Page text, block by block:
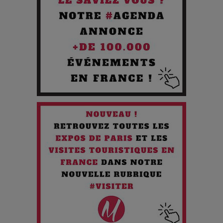
Pourquoi les Petites Entreprises Créatives Deviennent les
Les 3 meilleures destinations pour des vacances sportives
Quand l'Opéra Rencontre l'IA : Lola Volonakis, l'Artiste du
Paradoxe qui Chante le Futur
Chien 51 - Quand l’IA prend le pouvoir : une plongée dans un
futur troublant
Maïra Kerey, la “voix d’or du Kazakhstan”, célèbre ses 30
ans de carrière à la Salle Gaveau